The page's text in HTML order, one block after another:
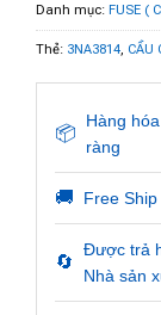
Danh mục: FUSE (
Thẻ: 3NA3814, CẦU
📦
Hàng
ràng
🚚 Free
🔄
Được trả
Nhà sản